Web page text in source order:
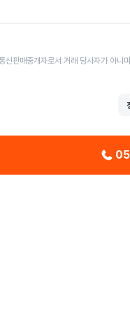
신판매중개자로서 거래 당사자가 아니